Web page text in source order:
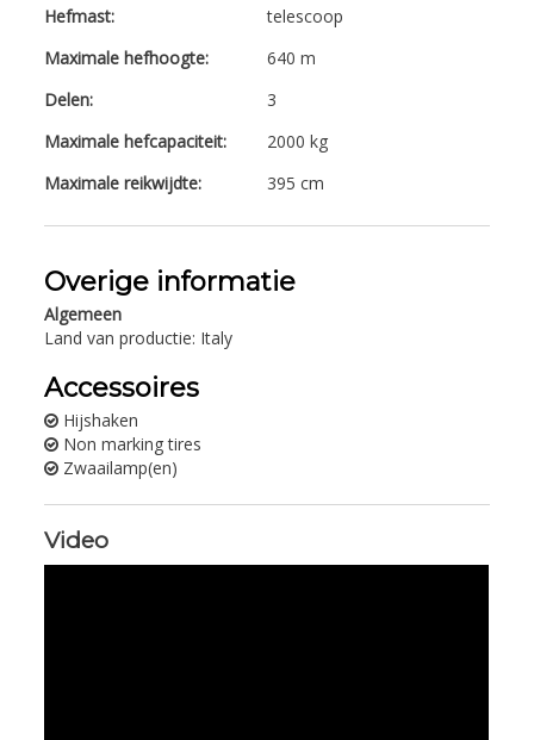
Hefmast:
telescoop
Maximale hefhoogte:
640 m
Delen:
3
Maximale hefcapaciteit:
2000 kg
Maximale reikwijdte:
395 cm
Overige informatie
Algemeen
Land van productie: Italy
Accessoires
Hijshaken
Non marking tires
Zwaailamp(en)
Video